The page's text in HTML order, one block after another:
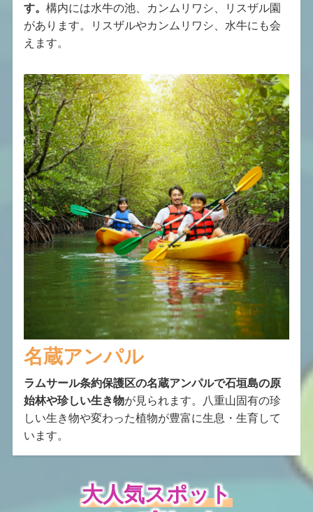
す。構内には水牛の池、カンムリワシ、リスザル園
があります。リスザルやカンムリワシ、水牛にも会
えます。
名蔵アンパル
ラムサール条約保護区の名蔵アンパルで石垣島の原
始林や珍しい生き物が見られます。八重山固有の珍
しい生き物や変わった植物が豊富に生息・生育して
います。
大人気スポット